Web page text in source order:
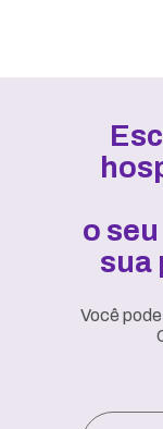
o
sua
Você